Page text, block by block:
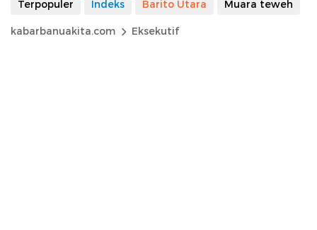
Terpopuler Indeks Barito Utara Muara teweh
kabarbanuakita.com Eksekutif